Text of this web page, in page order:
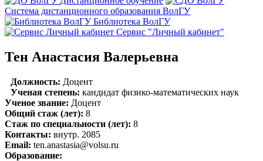
Система дистанционного образования ВолГУ
Библиотека ВолГУ
Сервис "Личный кабинет"
Тен Анастасия Валерьевна
Должность: Доцент
Ученая степень: кандидат физико-математических наук
Ученое звание: Доцент
Общий стаж (лет): 8
Стаж по специальности (лет): 8
Контакты: внутр. 2085
Email: ten.anastasia@volsu.ru
Образование: